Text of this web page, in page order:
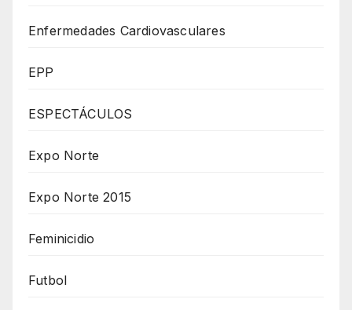
Enfermedades Cardiovasculares
EPP
ESPECTÁCULOS
Expo Norte
Expo Norte 2015
Feminicidio
Futbol